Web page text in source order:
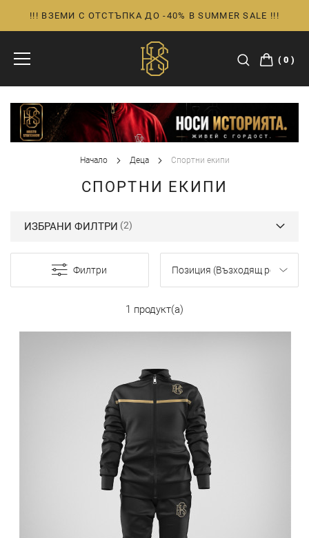
Прескачане
към
съдържанието
!!! ВЗЕМИ С ОТСТЪПКА ДО -40% В SUMMER SALE !!!
0
Начало Деца Спортни екипи
СПОРТНИ ЕКИПИ
Филтри
ИЗБРАНИ ФИЛТРИ
1 продукт(а)